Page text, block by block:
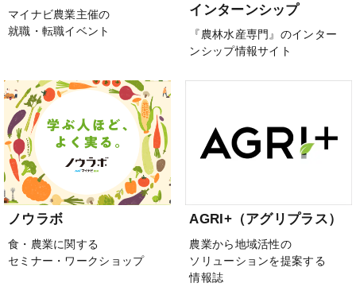
マイナビ農業主催の
就職・転職イベント
インターンシップ
『農林水産専門』のインター
ンシップ情報サイト
ノウラボ
食・農業に関する
セミナー・ワークショップ
AGRI+（アグリプラス）
農業から地域活性の
ソリューションを提案する
情報誌